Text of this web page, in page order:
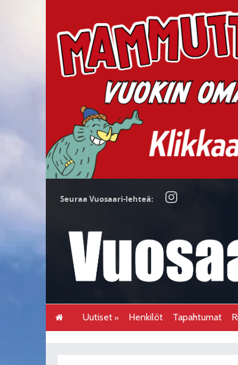
Seuraa Vuosaari-lehteä:
Uutiset Henkilöt Tapahtumat